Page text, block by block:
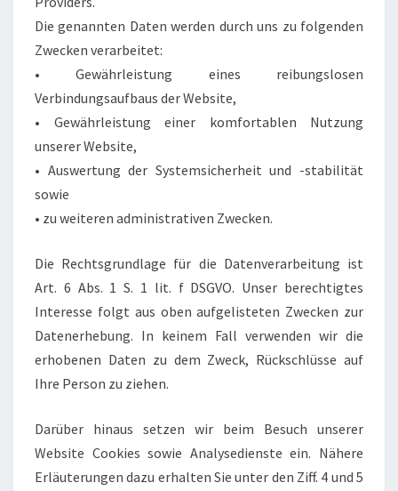
Die genannten Daten werden durch uns zu folgenden
Zwecken verarbeitet:
• Gewährleistung eines reibungslosen
Verbindungsaufbaus der Website,
• Gewährleistung einer komfortablen Nutzung
unserer Website,
• Auswertung der Systemsicherheit und -stabilität
sowie
• zu weiteren administrativen Zwecken.
Die Rechtsgrundlage für die Datenverarbeitung ist
Art. 6 Abs. 1 S. 1 lit. f DSGVO. Unser berechtigtes
Interesse folgt aus oben aufgelisteten Zwecken zur
Datenerhebung. In keinem Fall verwenden wir die
erhobenen Daten zu dem Zweck, Rückschlüsse auf
Ihre Person zu ziehen.
Darüber hinaus setzen wir beim Besuch unserer
Website Cookies sowie Analysedienste ein. Nähere
Erläuterungen dazu erhalten Sie unter den Ziff. 4 und 5